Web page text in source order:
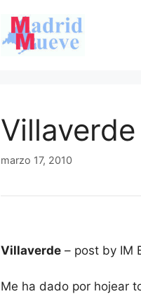
Villaverde
marzo 17, 2010
Villaverde – post by IM
Me ha dado por hojear